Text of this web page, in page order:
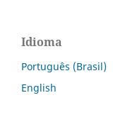
Idioma
Português (Brasil)
English